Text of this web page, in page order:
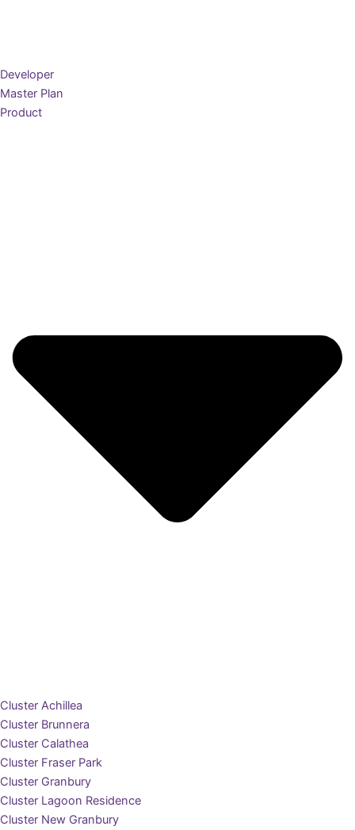
Developer
Master Plan
Product
Cluster Achillea
Cluster Brunnera
Cluster Calathea
Cluster Fraser Park
Cluster Granbury
Cluster Lagoon Residence
Cluster New Granbury